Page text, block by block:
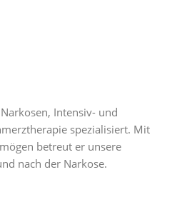
Intensiv- und
spezialisiert. Mit
betreut er unsere
nach der Narkose.